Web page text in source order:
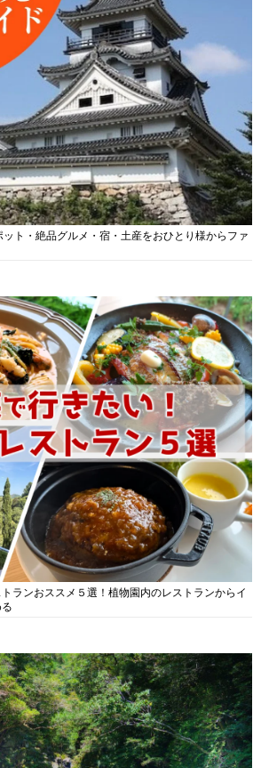
ット・絶品グルメ・宿・土産をおひとり様からファ
ランおススメ５選！植物園内のレストランからイ